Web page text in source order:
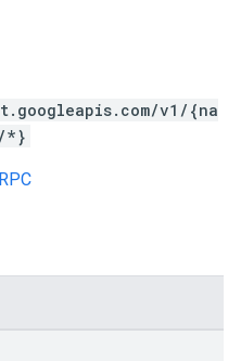
v1/{na
*}